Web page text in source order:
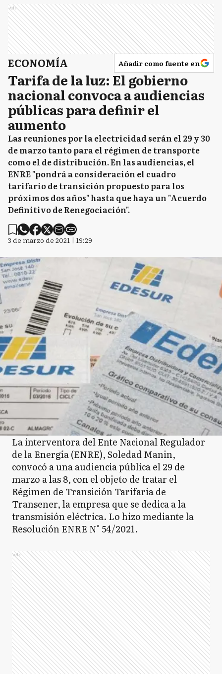
Ads
ECONOMÍA Añadir como fuente en
Tarifa de la luz: El gobierno
nacional convoca a audiencias
públicas para definir el
aumento
Las reuniones por la electricidad serán el 29 y 30
de marzo tanto para el régimen de transporte
como el de distribución. En las audiencias, el
ENRE "pondrá a consideración el cuadro
tarifario de transición propuesto para los
próximos dos años" hasta que haya un "Acuerdo
Definitivo de Renegociación".
3 de marzo de 2021 | 19:29
La interventora del Ente Nacional Regulador
de la Energía (ENRE), Soledad Manin,
convocó a una audiencia pública el 29 de
marzo a las 8, con el objeto de tratar el
Régimen de Transición Tarifaria de
Transener, la empresa que se dedica a la
transmisión eléctrica. Lo hizo mediante la
Resolución ENRE N° 54/2021.
Ads